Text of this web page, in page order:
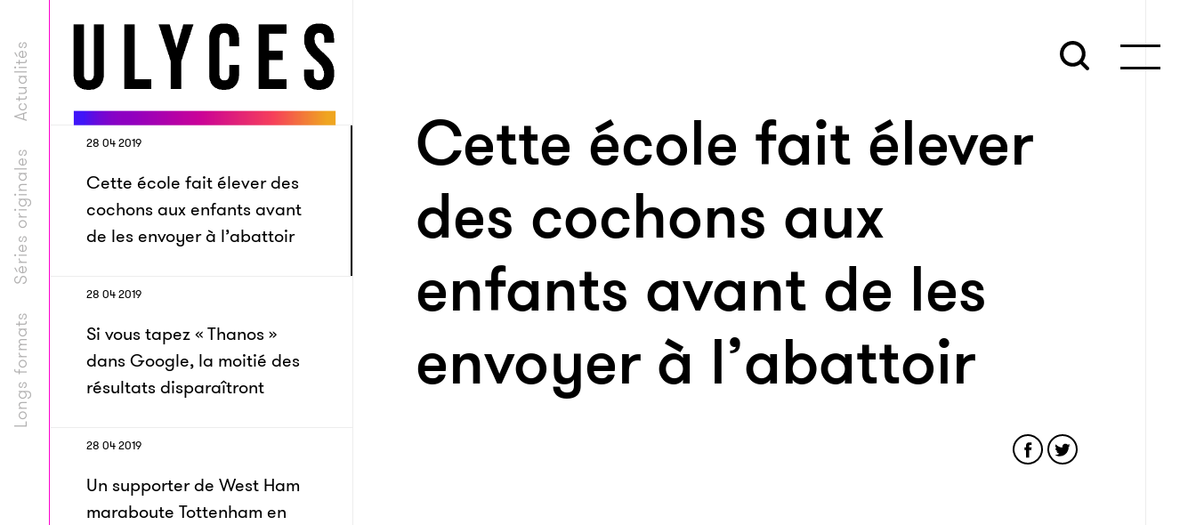
Longs formats
Séries originales
Actualités
28 04 2019
Cette école fait élever des
cochons aux enfants avant
de les envoyer à l’abattoir
28 04 2019
Si vous tapez « Thanos »
dans Google, la moitié des
résultats disparaîtront
28 04 2019
Un supporter de West Ham
maraboute Tottenham en
Cette école fait élever
des cochons aux
enfants avant de les
envoyer à l’abattoir